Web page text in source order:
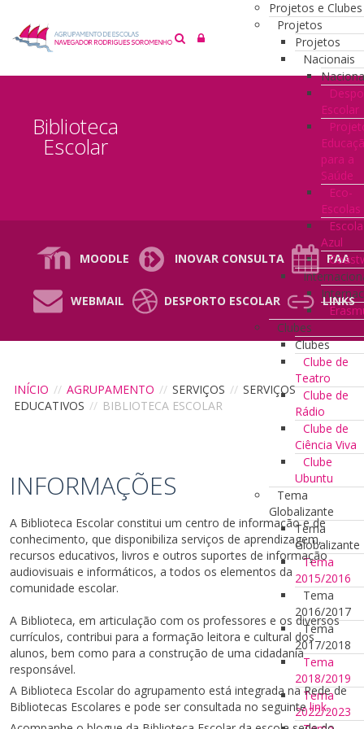
Projetos e Clubes
Projetos
Projetos
Nacionais
Escolar
para a
Saúde
Eco-
Escolas
Escola
Azul
Clubes
Clubes
Clube de
Teatro
Clube de
Rádio
Clube de
Ciência Viva
Clube
Ubuntu
Tema
Globalizante
Tema
Globalizante
Tema
2015/2016
Tema
2016/2017
Tema
2017/2018
Tema
2018/2019
Tema
2022/2023
Biblioteca
Escolar
MOODLE INOVAR CONSULTA PAA
WEBMAIL DESPORTO ESCOLAR LINKS
INÍCIO // AGRUPAMENTO // SERVIÇOS // SERVIÇOS
EDUCATIVOS // BIBLIOTECA ESCOLAR
INFORMAÇÕES
A Biblioteca Escolar constitui um centro de informação e de
conhecimento, que disponibiliza serviços de aprendizagem,
recursos educativos, livros e outros suportes de informação
audiovisuais e informáticos, a todos os elementos da
comunidade escolar.
A Biblioteca, em articulação com os professores e os diversos
currículos, contribui para a formação leitora e cultural dos
alunos, bem como para a construção de uma cidadania
responsável.
A Biblioteca Escolar do agrupamento está integrada na Rede de
Bibliotecas Escolares e pode ser consultada no seguintelink.